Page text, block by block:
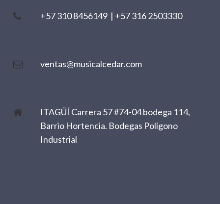
+57 310 8456149 | +57 316 2503330
ventas@musicalcedar.com
ITAGÜÍ Carrera 57 #74-04 bodega 114,
Barrio Hortencia. Bodegas Polígono
Industrial